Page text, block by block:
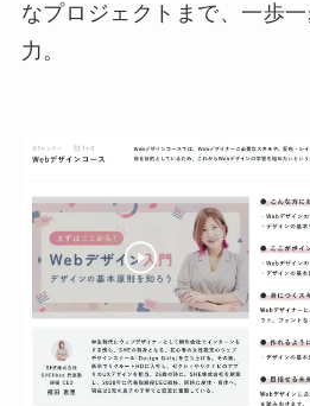
なプロジェクトまで、一歩
力。